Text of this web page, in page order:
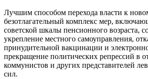
Лучшим способом перехода власти к
безотлагательный комплекс мер,
советской шкалы пенсионного возраста,
укрепление местного самоуправления,
принудительной вакцинации и
прекращение политических репрессий в
коммунистов и других представителей
сил.